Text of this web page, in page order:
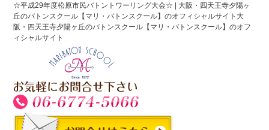
☆平成29年度松原市民バトントワーリング大会☆ | 大阪・四天王寺夕陽ヶ
丘のバトンスクール【マリ・バトンスクール】のオフィシャルサイト大
阪・四天王寺夕陽ヶ丘のバトンスクール【マリ・バトンスクール】のオフ
ィシャルサイト